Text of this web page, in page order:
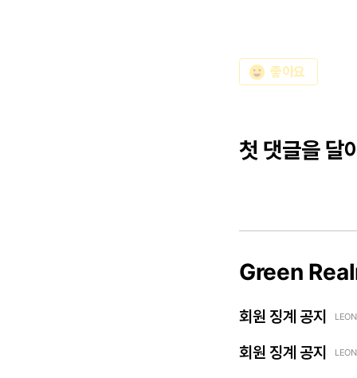
emoji_emotions 좋아요
첫 댓글을 달
Green
회원 징계 공지
회원 징계 공지